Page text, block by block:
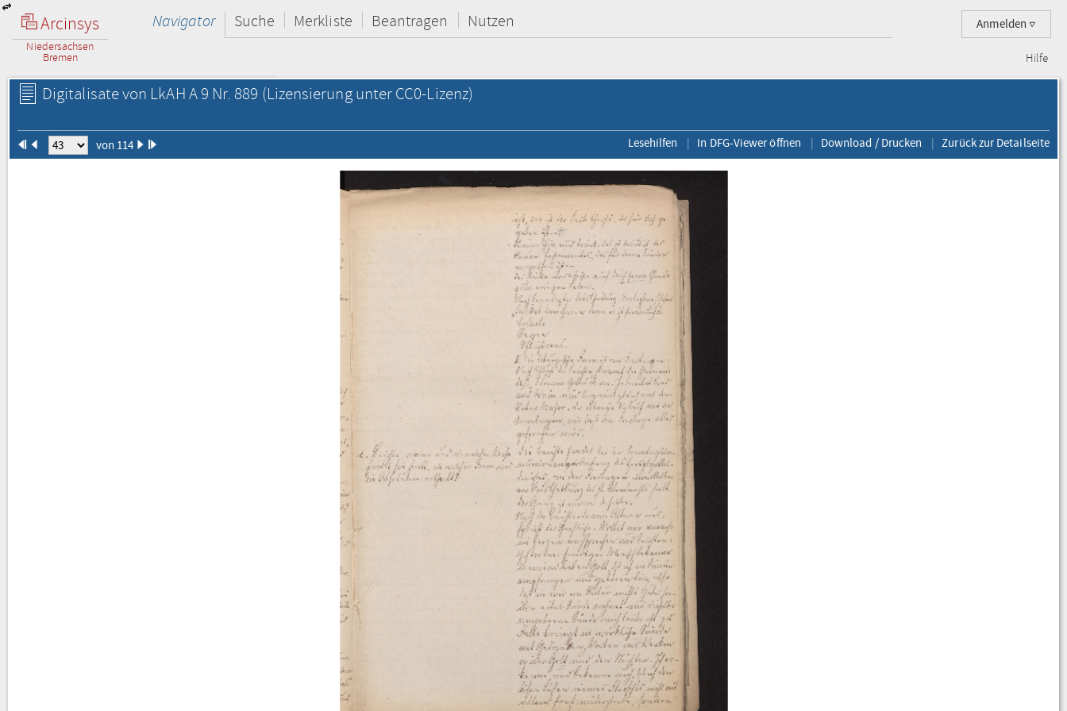
Arcinsys
Niedersachsen
Bremen
Anmelden
Navigator Suche Merkliste Beantragen Nutzen
Hilfe
Digitalisate von LkAH A 9 Nr. 889 (Lizensierung unter CC0-Lizenz)
von 114 Lesehilfen In DFG-Viewer öffnen Download / Drucken Zurück zur Detailseite